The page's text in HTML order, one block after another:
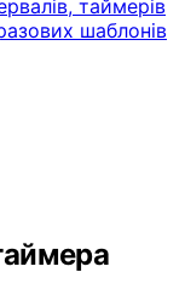
таймерів
шаблонів